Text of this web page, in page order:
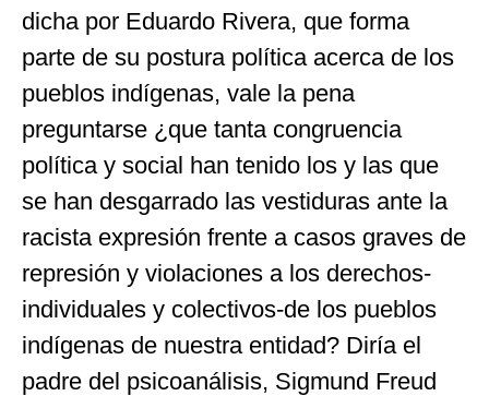
dicha por Eduardo Rivera, que forma
parte de su postura política acerca de los
pueblos indígenas, vale la pena
preguntarse ¿que tanta congruencia
política y social han tenido los y las que
se han desgarrado las vestiduras ante la
racista expresión frente a casos graves de
represión y violaciones a los derechos-
individuales y colectivos-de los pueblos
indígenas de nuestra entidad? Diría el
padre del psicoanálisis, Sigmund Freud